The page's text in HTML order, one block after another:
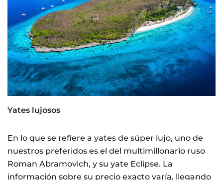
Yates lujosos
En lo que se refiere a yates de súper lujo, uno de
nuestros preferidos es el del multimillonario ruso
Roman Abramovich, y su yate Eclipse. La
información sobre su precio exacto varía, llegando